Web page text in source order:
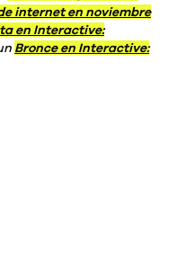
internet en noviembre
en Interactive:
Bronce en Interactive: